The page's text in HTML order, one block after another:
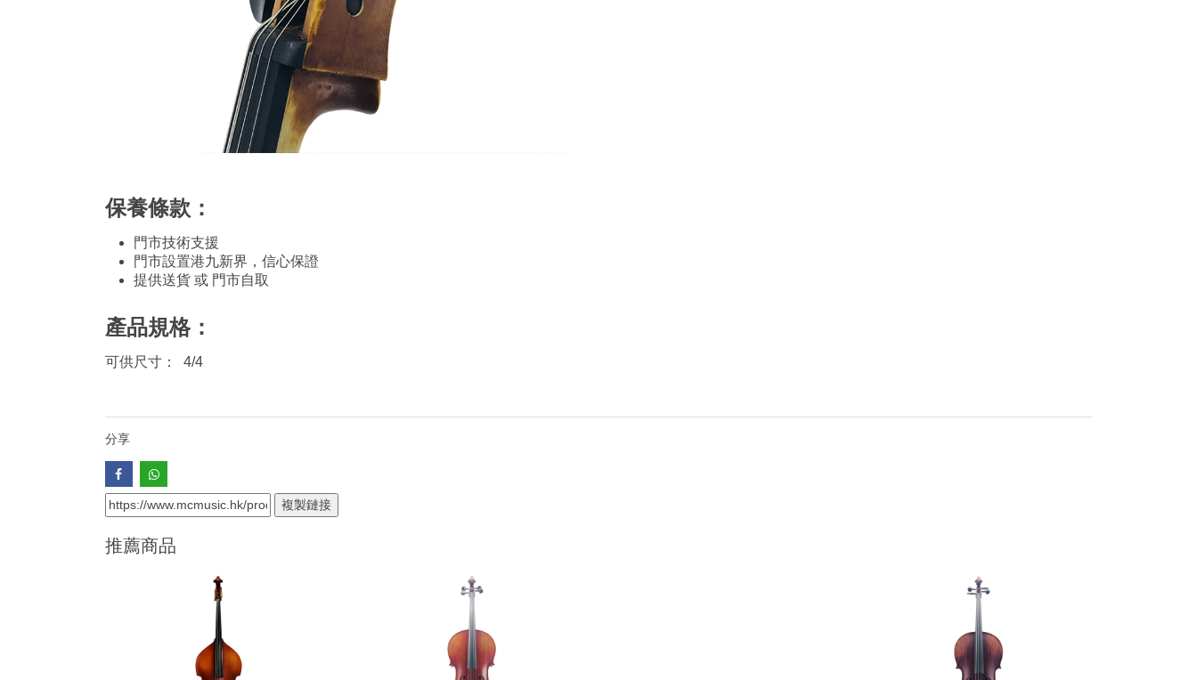
保養條款：
門市技術支援
門市設置港九新界，信心保證
提供送貨 或 門市自取
產品規格：
可供尺寸： 4/4
分享
複製鏈接
推薦商品